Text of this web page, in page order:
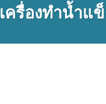
เครื่องทำน้ำแ